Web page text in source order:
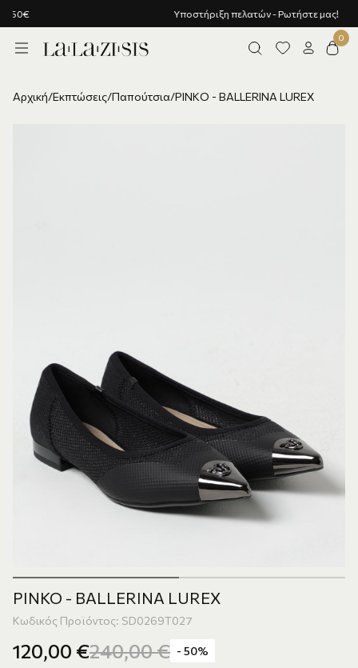
Υποστήριξη πελατών - Ρωτήστε μας!
Αρχική/Εκπτώσεις/Παπούτσια/PINKO - BALLERINA LUREX
PINKO - BALLERINA LUREX
Κωδικός Προϊόντος: SD0269T027
240,00€
120,00 € - 50%